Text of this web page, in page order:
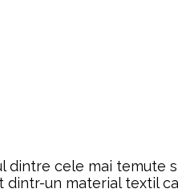
dintre cele mai temute
un material textil